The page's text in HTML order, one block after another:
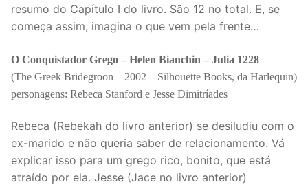
resumo do Capítulo I do livro. São 12 no total. E, se
começa assim, imagina o que vem pela frente…
O Conquistador Grego – Helen Bianchin – Julia 1228
(The Greek Bridegroon – 2002 – Silhouette Books, da Harlequin)
personagens: Rebeca Stanford e Jesse Dimitríades
Rebeca (Rebekah do livro anterior) se desiludiu com o
ex-marido e não queria saber de relacionamento. Vá
explicar isso para um grego rico, bonito, que está
atraído por ela. Jesse (Jace no livro anterior)